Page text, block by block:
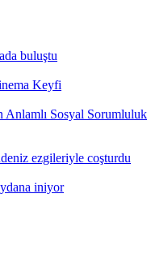
buluştu
Keyfi
Sosyal Sorumluluk
ezgileriyle coşturdu
iniyor